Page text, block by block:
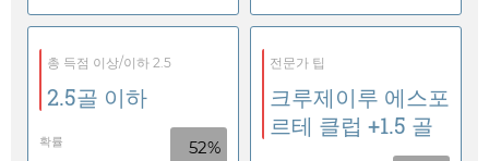
총 득점 이상/이하 2.5
2.5골 이하
확률 52%
전문가 팁
크루제이루 에스포
르테 클럽 +1.5 골